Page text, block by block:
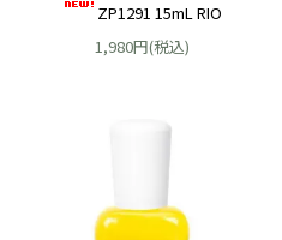
ZP1291 15mL RIO
1,980円(税込)